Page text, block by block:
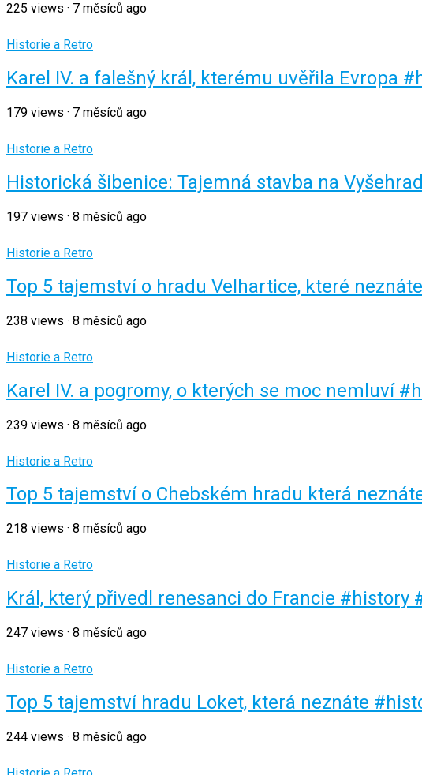
225 views · 7 měsíců ago
Historie a Retro
Karel IV. a falešný král, kterému uvěřila Evropa
179 views · 7 měsíců ago
Historie a Retro
Historická šibenice: Tajemná stavba na
197 views · 8 měsíců ago
Historie a Retro
Top 5 tajemství o hradu Velhartice, které
238 views · 8 měsíců ago
Historie a Retro
Karel IV. a pogromy, o kterých se moc nemluví
239 views · 8 měsíců ago
Historie a Retro
Top 5 tajemství o Chebském hradu která
218 views · 8 měsíců ago
Historie a Retro
Král, který přivedl renesanci do Francie
247 views · 8 měsíců ago
Historie a Retro
Top 5 tajemství hradu Loket, která neznáte
244 views · 8 měsíců ago